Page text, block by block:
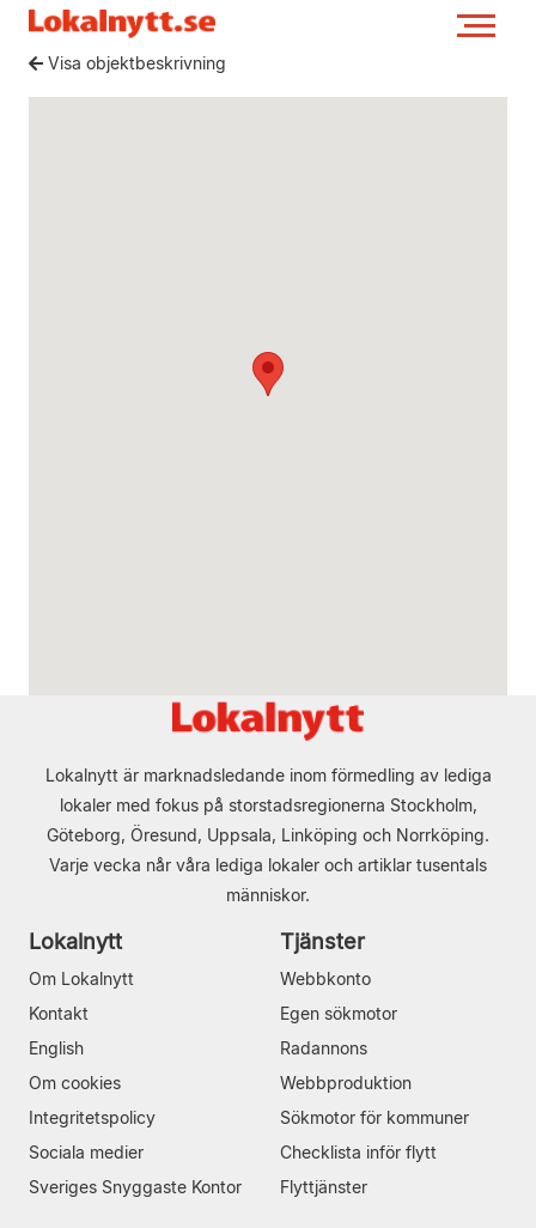
Visa objektbeskrivning
Lokalnytt är marknadsledande inom förmedling av lediga
lokaler med fokus på storstadsregionerna Stockholm,
Göteborg, Öresund, Uppsala, Linköping och Norrköping.
Varje vecka når våra lediga lokaler och artiklar tusentals
människor.
Lokalnytt
Om Lokalnytt
Kontakt
English
Om cookies
Integritetspolicy
Sociala medier
Sveriges Snyggaste Kontor
Tjänster
Webbkonto
Egen sökmotor
Radannons
Webbproduktion
Sökmotor för kommuner
Checklista inför flytt
Flyttjänster